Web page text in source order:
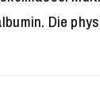
Die